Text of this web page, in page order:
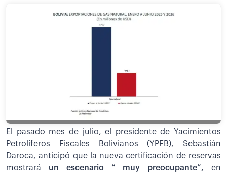
El pasado mes de julio, el presidente de Yacimientos
Petrolíferos Fiscales Bolivianos (YPFB), Sebastián
Daroca, anticipó que la nueva certificación de reservas
mostrará un escenario “ muy preocupante”, en